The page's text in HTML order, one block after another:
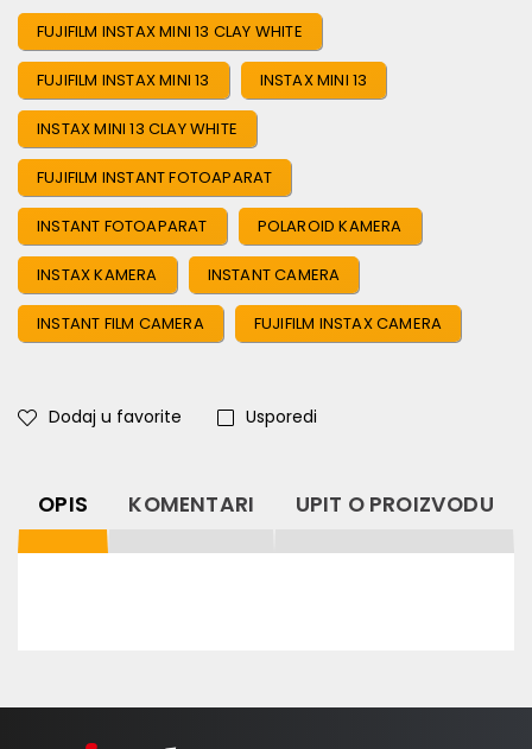
FUJIFILM INSTAX MINI 13 CLAY WHITE
FUJIFILM INSTAX MINI 13 INSTAX MINI 13
INSTAX MINI 13 CLAY WHITE
FUJIFILM INSTANT FOTOAPARAT
INSTANT FOTOAPARAT POLAROID KAMERA
INSTAX KAMERA INSTANT CAMERA
INSTANT FILM CAMERA FUJIFILM INSTAX CAMERA
Dodaj u favorite Usporedi
OPIS KOMENTARI UPIT O PROIZVODU